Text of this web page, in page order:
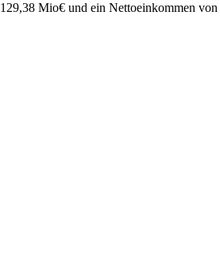
129,38 Mio€ und ein Nettoeinkommen von